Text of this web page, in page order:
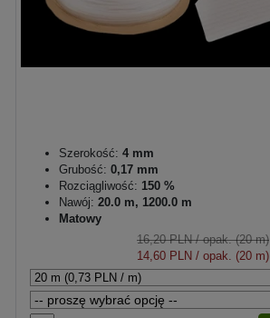
Szerokość: 4 mm
Grubość: 0,17 mm
Rozciągliwość: 150 %
Nawój: 20.0 m, 1200.0 m
Matowy
16,20 PLN/ opak. (20 m)
14,60 PLN / opak. (20 m)